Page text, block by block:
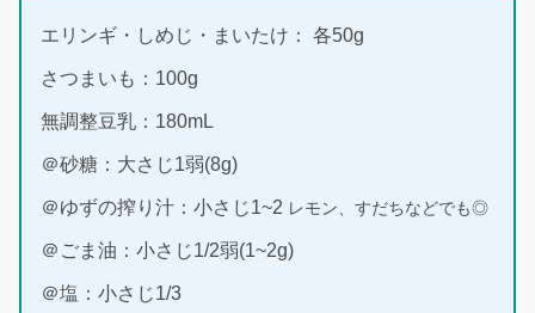
エリンギ・しめじ・まいたけ： 各50g
さつまいも：100g
無調整豆乳：180mL
＠砂糖：大さじ1弱(8g)
＠ゆずの搾り汁：小さじ1~2 レモン、すだちなどでも◎
＠ごま油：小さじ1/2弱(1~2g)
＠塩：小さじ1/3